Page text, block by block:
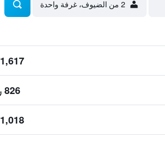
2 من الضيوف، غرفة واحدة
1,617 ﷼
826 ﷼
1,018 ﷼